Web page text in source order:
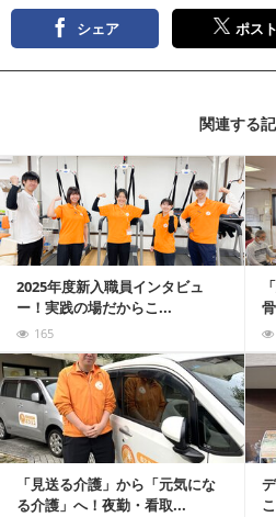
シェア ポスト
関連する
2025年度新入職員インタビュ
ー！実践の場だからこ...
165
記事を読む
「見送る介護」から「元気にな
る介護」へ！夜勤・看取...
記事を読む